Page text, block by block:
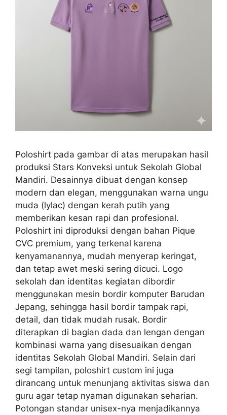
Poloshirt pada gambar di atas merupakan hasil
produksi Stars Konveksi untuk Sekolah Global
Mandiri. Desainnya dibuat dengan konsep
modern dan elegan, menggunakan warna ungu
muda (lylac) dengan kerah putih yang
memberikan kesan rapi dan profesional.
Poloshirt ini diproduksi dengan bahan Pique
CVC premium, yang terkenal karena
kenyamanannya, mudah menyerap keringat,
dan tetap awet meski sering dicuci. Logo
sekolah dan identitas kegiatan dibordir
menggunakan mesin bordir komputer Barudan
Jepang, sehingga hasil bordir tampak rapi,
detail, dan tidak mudah rusak. Bordir
diterapkan di bagian dada dan lengan dengan
kombinasi warna yang disesuaikan dengan
identitas Sekolah Global Mandiri. Selain dari
segi tampilan, poloshirt custom ini juga
dirancang untuk menunjang aktivitas siswa dan
guru agar tetap nyaman digunakan seharian.
Potongan standar unisex-nya menjadikannya